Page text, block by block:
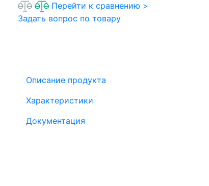
Перейти к сравнению >
Задать вопрос по товару
Описание продукта
Характеристики
Документация